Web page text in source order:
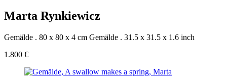
Marta Rynkiewicz
Gemälde . 80 x 80 x 4 cm Gemälde . 31.5 x 31.5 x 1.6 inch
1.800 €